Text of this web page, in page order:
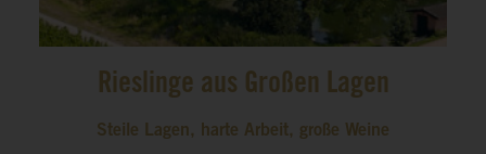
Rieslinge aus Großen Lagen
Steile Lagen, harte Arbeit, große Weine